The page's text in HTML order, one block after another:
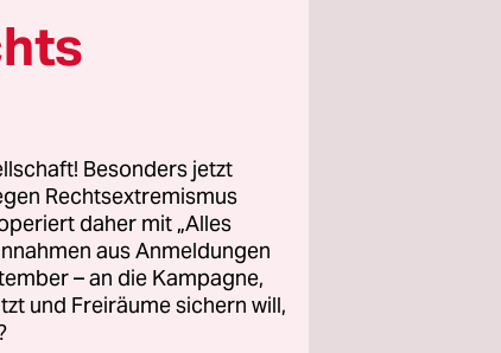
wie
Besonders jetzt
Rechtsextremismus
daher mit „Alles
aus Anmeldungen
– an die Kampagne,
und Freiräume sichern will,